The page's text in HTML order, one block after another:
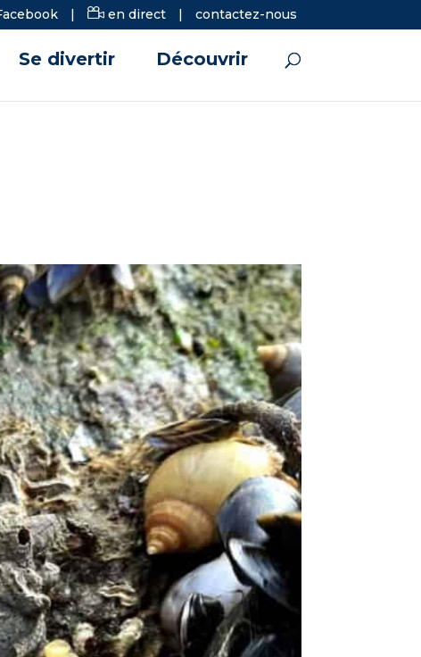
| en direct | contactez-nous
Se divertir Découvrir